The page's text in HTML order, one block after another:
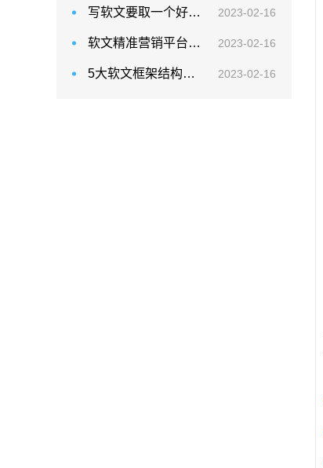
写软文要取一个好标题 2023-02-16
软文精准营销平台 软文营销怎么做 2023-02-16
5大软文框架结构全面介绍 2023-02-16